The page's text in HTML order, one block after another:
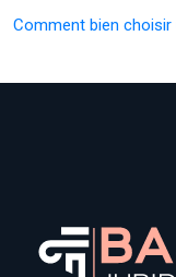
Comment bien